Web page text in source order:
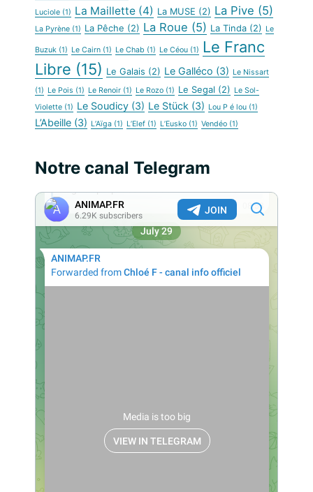
Luciole (1) La Maillette (4) La MUSE (2) La Pive (5)
La Pyrène (1) La Pêche (2) La Roue (5) La Tinda (2) Le
Buzuk (1) Le Cairn (1) Le Chab (1) Le Céou (1)
Le Franc
Libre (15) Le Galais (2) Le Galléco (3) Le Nissart
(1) Le Pois (1) Le Renoir (1) Le Rozo (1) Le Segal (2) Le Sol-
Violette (1) Le Soudicy (3) Le Stück (3) Lou P é lou (1)
L’Abeille (3) L’Aïga (1) L’Elef (1) L’Eusko (1) Vendéo (1)
Notre canal Telegram